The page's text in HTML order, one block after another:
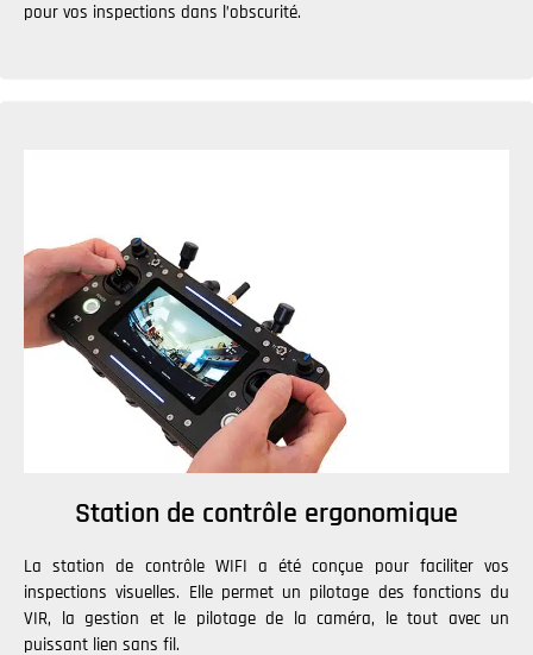
pour vos inspections dans l’obscurité.
Station de contrôle ergonomique
La station de contrôle WIFI a été conçue pour faciliter vos
inspections visuelles. Elle permet un pilotage des fonctions du
VIR, la gestion et le pilotage de la caméra, le tout avec un
puissant lien sans fil.